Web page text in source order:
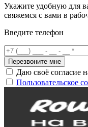
Укажите удобную для
свяжемся с вами в
Введите телефон
Перезвоните мне
Даю своё согласие
Пользовательское